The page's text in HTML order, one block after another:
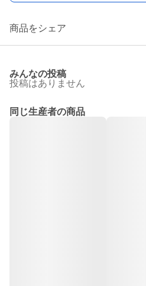
商品をシェア
みんなの投稿
投稿はありません
同じ生産者の商品